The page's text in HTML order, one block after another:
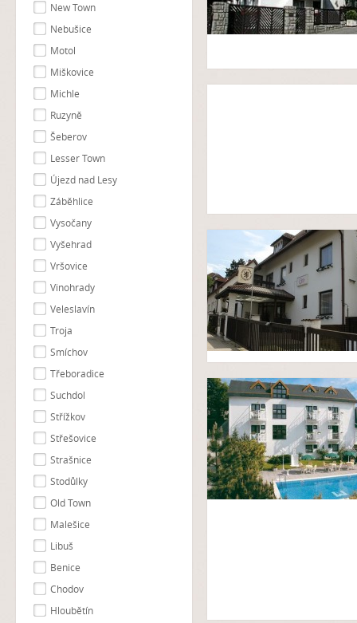
New Town
Nebušice
Motol
Miškovice
Michle
Ruzyně
Šeberov
Lesser Town
Újezd nad Lesy
Záběhlice
Vysočany
Vyšehrad
Vršovice
Vinohrady
Veleslavín
Troja
Smíchov
Třeboradice
Suchdol
Střížkov
Střešovice
Strašnice
Stodůlky
Old Town
Malešice
Libuš
Benice
Chodov
Hloubětín